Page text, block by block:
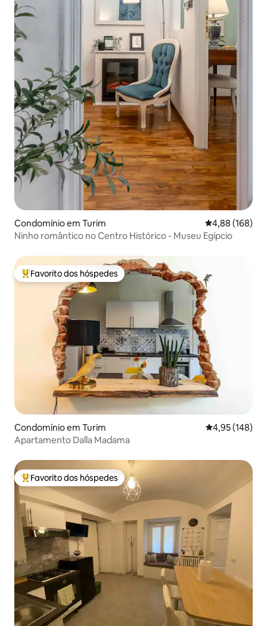
Condomínio em Turim Classificação
4,88 (168)
Ninho romântico no Centro Histórico - Museu Egípcio
Favoritos dos hóspedes mais apreciados
Favorito dos hóspedes
Condomínio em Turim Classificação
4,95 (148)
Apartamento Dalla Madama
Favoritos dos hóspedes mais apreciados
Favorito dos hóspedes